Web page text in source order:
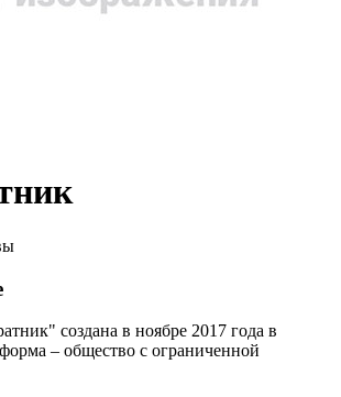
создана в ноябре 2017 года в
– общество с ограниченной